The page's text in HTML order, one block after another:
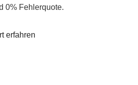
0% Fehlerquote.
erfahren